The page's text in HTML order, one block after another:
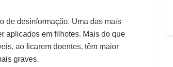
de desinformação. Uma das mais
aplicados em filhotes. Mais do que
ao ficarem doentes, têm maior
graves.